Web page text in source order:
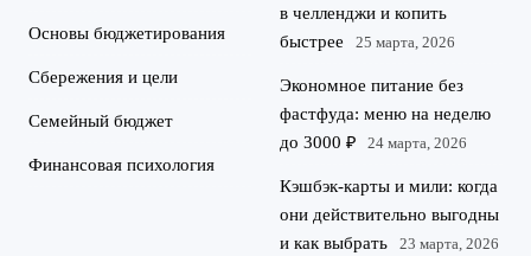
Основы бюджетирования
Сбережения и цели
Семейный бюджет
Финансовая психология
в челленджи и копить
быстрее
25 марта, 2026
Экономное питание без
фастфуда: меню на неделю
до 3000 ₽
24 марта, 2026
Кэшбэк-карты и мили: когда
они действительно выгодны
и как выбрать
23 марта, 2026